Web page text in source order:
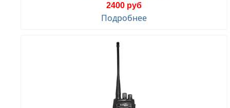
2400 руб
Подробнее